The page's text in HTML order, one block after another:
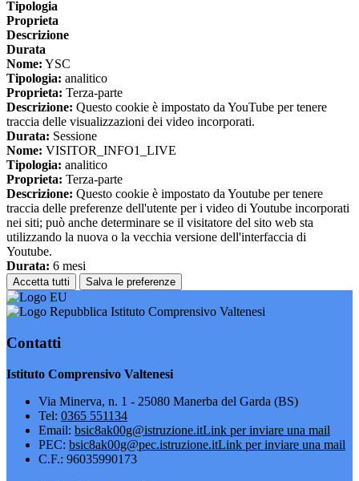
Tipologia
Proprieta
Descrizione
Durata
Nome: YSC
Tipologia: analitico
Proprieta: Terza-parte
Descrizione: Questo cookie è impostato da YouTube per tenere
traccia delle visualizzazioni dei video incorporati.
Durata: Sessione
Nome: VISITOR_INFO1_LIVE
Tipologia: analitico
Proprieta: Terza-parte
Descrizione: Questo cookie è impostato da Youtube per tenere
traccia delle preferenze dell'utente per i video di Youtube incorporati
nei siti; può anche determinare se il visitatore del sito web sta
utilizzando la nuova o la vecchia versione dell'interfaccia di
Youtube.
Durata: 6 mesi
Accetta tutti Salva le preferenze
Istituto Comprensivo Valtenesi
Contatti
Istituto Comprensivo Valtenesi
Via Minerva, n. 1 - 25080 Manerba del Garda (BS)
Tel: 0365 551134
Email: bsic8ak00g@istruzione.itLink per inviare una mail
PEC: bsic8ak00g@pec.istruzione.itLink per inviare una mail
C.F.: 96035990173